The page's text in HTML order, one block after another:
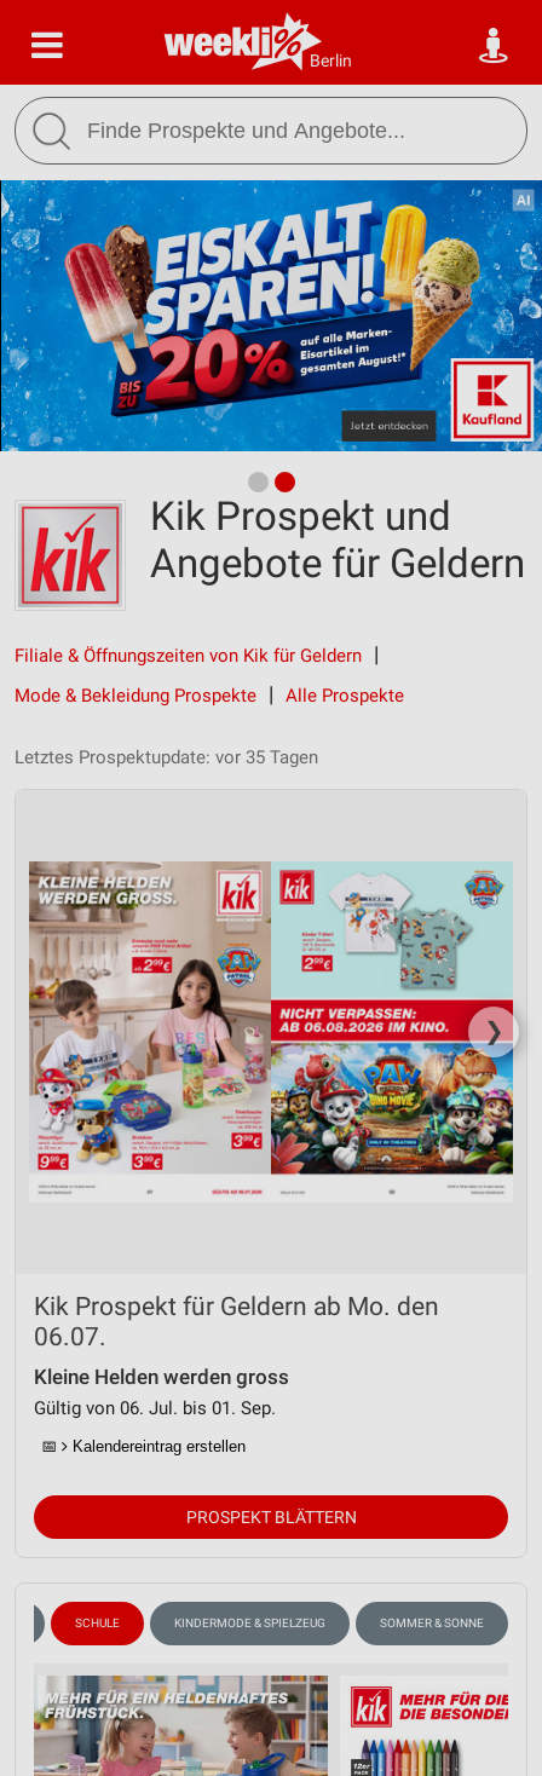
Berlin
Kik Prospekt und
Angebote für Geldern
Filiale & Öffnungszeiten von Kik für Geldern
Mode & Bekleidung Prospekte
Alle Prospekte
Letztes Prospektupdate: vor 35 Tagen
❯
Kik Prospekt für Geldern ab Mo. den
06.07.
Kleine Helden werden gross
Gültig von 06. Jul. bis 01. Sep.
📅 Kalendereintrag erstellen
PROSPEKT BLÄTTERN
SCHULE KINDERMODE & SPIELZEUG SOMMER & SONNE